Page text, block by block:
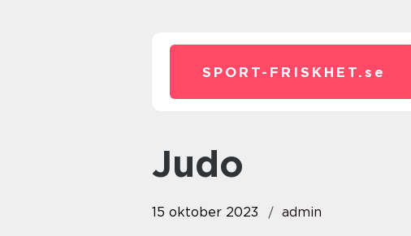
SPORT-FRISKHET. se
judo
15 oktober 2023 admin